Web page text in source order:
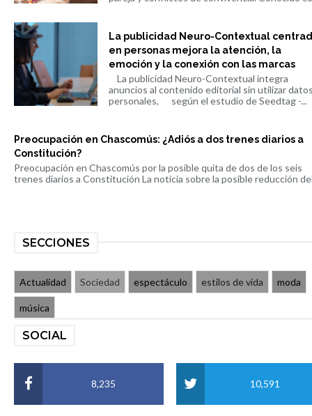
La publicidad Neuro-Contextual
en personas mejora la atención, la
emoción y la conexión con las marcas
La publicidad Neuro-Contextual integra
anuncios al contenido editorial sin utilizar
personales, según el estudio de Seedtag -...
Preocupación en Chascomús: ¿Adiós a dos trenes diarios a
Constitución?
Preocupación en Chascomús por la posible quita de dos de los seis
trenes diarios a Constitución La noticia sobre la posible reducción
SECCIONES
Actualidad Sociedad espectáculo estilos de vida moda
música
SOCIAL
8,235 10,591